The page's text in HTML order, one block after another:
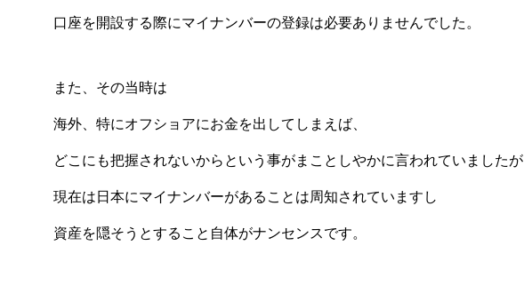
口座を開設する際にマイナンバーの登録は必要ありませんでした。
また、その当時は
海外、特にオフショアにお金を出してしまえば、
どこにも把握されないからという事がまことしやかに言われていましたが
現在は日本にマイナンバーがあることは周知されていますし
資産を隠そうとすること自体がナンセンスです。